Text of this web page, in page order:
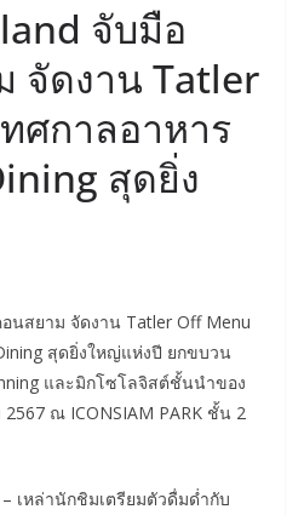
จับมือ
จัดงาน Tatler
ศกาลอาหาร
สุดยิ่ง
นสยาม จัดงาน Tatler Off Menu
สุดยิ่งใหญ่แห่งปี ยกขบวน
และมิกโซโลจิสต์ชั้นนำของ
ณ ICONSIAM PARK ชั้น 2
เหล่านักชิมเตรียมตัวดื่มด่ำกับ